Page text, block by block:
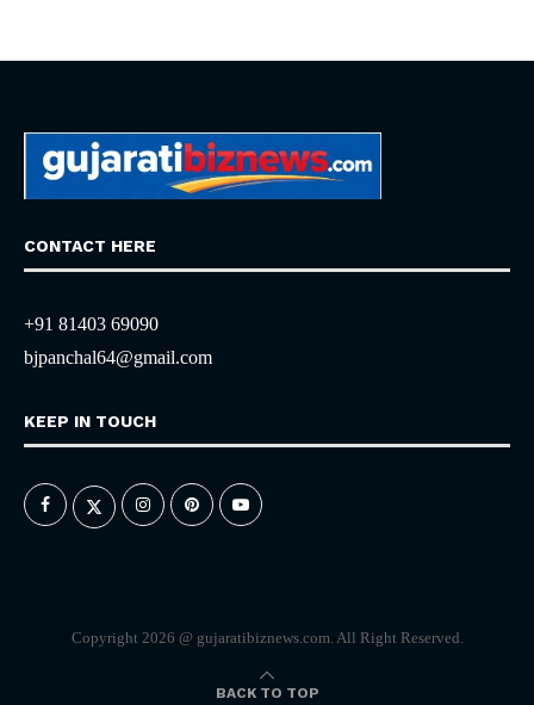
CONTACT HERE
+91 81403 69090
bjpanchal64@gmail.com
KEEP IN TOUCH
Copyright 2026 @ gujaratibiznews.com. All Right Reserved.
BACK TO TOP